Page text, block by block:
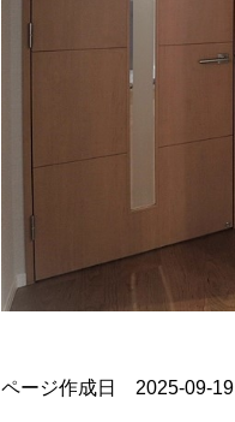
ページ作成日 2025-09-19